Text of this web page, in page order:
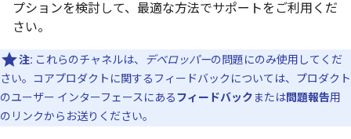
プションを検討して、最適な方法でサポートをご利用くだ
さい。
注: これらのチャネルは、 デベロッパーの問題にのみ使用してくだ
さい。コアプロダクトに関するフィードバックについては、プロダクト
のユーザー インターフェースにあるフィードバックまたは問題報告用
のリンクからお送りください。